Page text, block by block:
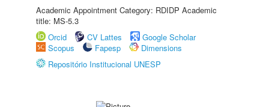
Academic Appointment Category: RDIDP Academic
title: MS-5.3
Orcid
CV Lattes
Google Scholar
Scopus
Fapesp
Dimensions
Repositório Institucional UNESP